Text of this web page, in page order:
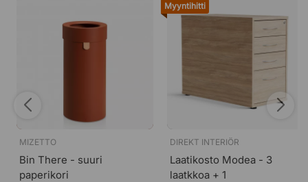
MIZETTO
Bin There - suuri
paperikori
Myyntihitti
DIREKT INTERIÖR
Laatikosto Modea - 3
laatkkoa + 1